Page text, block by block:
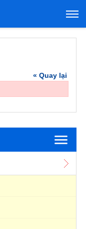
« Quay lại